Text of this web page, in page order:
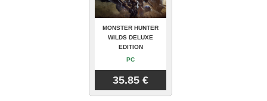
MONSTER HUNTER
WILDS DELUXE
EDITION
PC
35.85 €